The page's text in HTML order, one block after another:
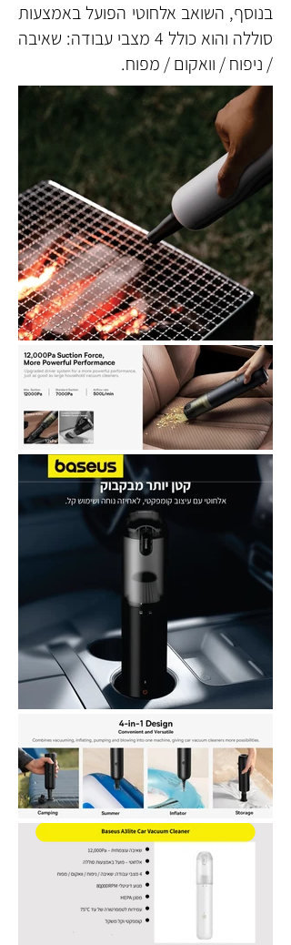
בנוסף, השואב אלחוטי הפועל באמצעות
סוללה והוא כולל 4 מצבי עבודה: שאיבה
/ ניפוח / וואקום / מפוח.